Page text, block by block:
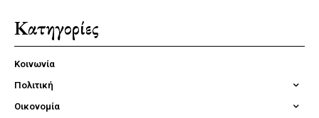
Κατηγορίες
Κοινωνία
Πολιτική
Οικονομία